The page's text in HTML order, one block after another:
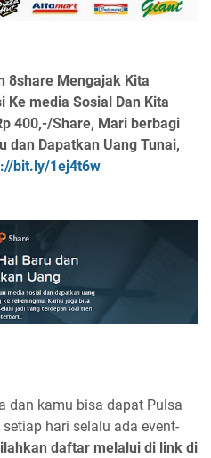
8share Mengajak Kita
media Sosial Dan Kita
400,-/Share, Mari berbagi
dan Dapatkan Uang Tunai,
bit.ly/1ej4t6w
dan kamu bisa dapat Pulsa
hari selalu ada event-
daftar melalui di link di